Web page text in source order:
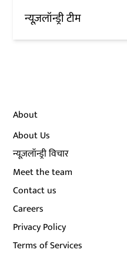
न्यूज़लॉन्ड्री टीम
About
About Us
न्यूज़लॉन्ड्री विचार
Meet the team
Contact us
Careers
Privacy Policy
Terms of Services